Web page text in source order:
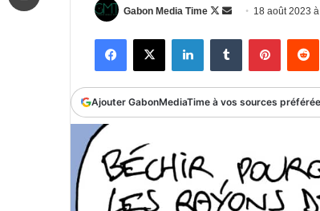
Gabon Media Time
Follow
X
Envoyer
courriel
18 août 2023
FacebookX LinkedinTumblr Pinterest
Ajouter GabonMediaTime à vos sources